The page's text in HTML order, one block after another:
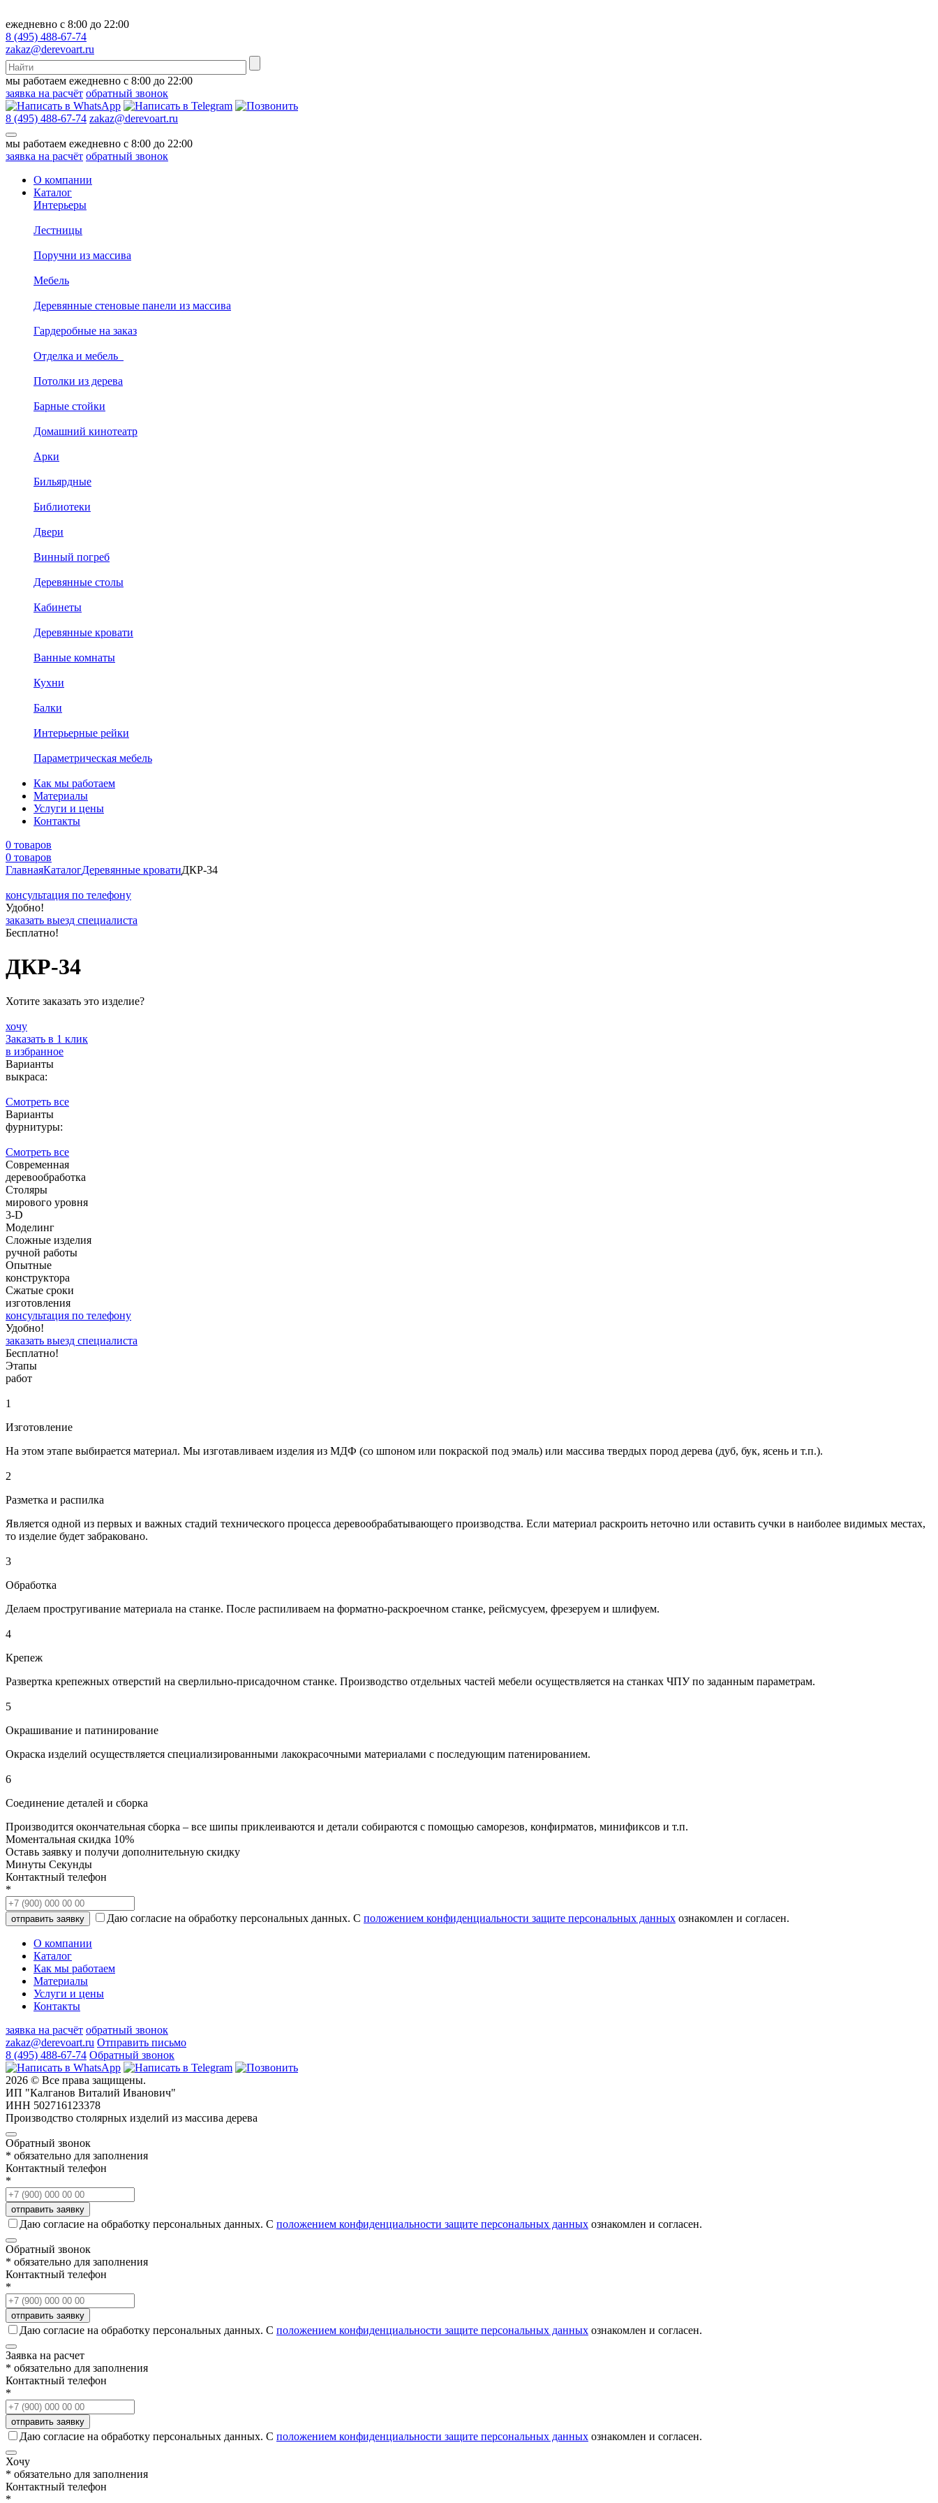
ежедневно с 8:00 до 22:00
8 (495) 488-67-74
zakaz@derevoart.ru
мы работаем ежедневно с 8:00 до 22:00
заявка на расчёт обратный звонок
8 (495) 488-67-74 zakaz@derevoart.ru
мы работаем ежедневно с 8:00 до 22:00
заявка на расчёт обратный звонок
О компании
Каталог
Интерьеры
Лестницы
Поручни из массива
Мебель
Деревянные стеновые панели из массива
Гардеробные на заказ
Отделка и мебель
Потолки из дерева
Барные стойки
Домашний кинотеатр
Арки
Бильярдные
Библиотеки
Двери
Винный погреб
Деревянные столы
Кабинеты
Деревянные кровати
Ванные комнаты
Кухни
Балки
Интерьерные рейки
Параметрическая мебель
Как мы работаем
Материалы
Услуги и цены
Контакты
0 товаров
0 товаров
ГлавнаяКаталогДеревянные кроватиДКР-34
консультация по телефону
Удобно!
заказать выезд специалиста
Бесплатно!
ДКР-34
Хотите заказать это изделие?
хочу
Заказать в 1 клик
в избранное
Варианты
выкраса:
Смотреть все
Варианты
фурнитуры:
Смотреть все
Современная
деревообработка
Столяры
мирового уровня
3-D
Моделинг
Сложные изделия
ручной работы
Опытные
конструктора
Сжатые сроки
изготовления
консультация по телефону
Удобно!
заказать выезд специалиста
Бесплатно!
Этапы
работ
1
Изготовление
На этом этапе выбирается материал. Мы изготавливаем изделия из МДФ (со шпоном или покраской под эмаль) или массива твердых пород дерева (дуб, бук, ясень и т.п.).
2
Разметка и распилка
Является одной из первых и важных стадий технического процесса деревообрабатывающего производства. Если материал раскроить неточно или оставить сучки в наиболее видимых местах,
то изделие будет забраковано.
3
Обработка
Делаем простругивание материала на станке. После распиливаем на форматно-раскроечном станке, рейсмусуем, фрезеруем и шлифуем.
4
Крепеж
Развертка крепежных отверстий на сверлильно-присадочном станке. Производство отдельных частей мебели осуществляется на станках ЧПУ по заданным параметрам.
5
Окрашивание и патинирование
Окраска изделий осуществляется специализированными лакокрасочными материалами с последующим патенированием.
6
Соединение деталей и сборка
Производится окончательная сборка – все шипы приклеиваются и детали собираются с помощью саморезов, конфирматов, минификсов и т.п.
Моментальная скидка 10%
Оставь заявку и получи дополнительную скидку
Минуты Секунды
Контактный телефон
*
Даю согласие на обработку персональных данных. С положением конфиденциальности защите персональных данных ознакомлен и согласен.
О компании
Каталог
Как мы работаем
Материалы
Услуги и цены
Контакты
заявка на расчёт обратный звонок
zakaz@derevoart.ru Отправить письмо
8 (495) 488-67-74 Обратный звонок
2026 © Все права защищены.
ИП "Калганов Виталий Иванович"
ИНН 502716123378
Производство столярных изделий из массива дерева
Обратный звонок
* обязательно для заполнения
Контактный телефон
*
Даю согласие на обработку персональных данных. С положением конфиденциальности защите персональных данных ознакомлен и согласен.
Обратный звонок
* обязательно для заполнения
Контактный телефон
*
Даю согласие на обработку персональных данных. С положением конфиденциальности защите персональных данных ознакомлен и согласен.
Заявка на расчет
* обязательно для заполнения
Контактный телефон
*
Даю согласие на обработку персональных данных. С положением конфиденциальности защите персональных данных ознакомлен и согласен.
Хочу
* обязательно для заполнения
Контактный телефон
*